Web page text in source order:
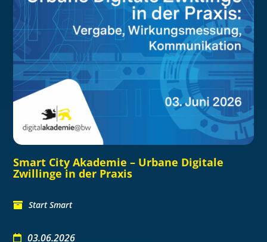
Smart City Akademie – Urbane Digitale
Zwillinge in der Praxis
Start Smart
03.06.2026